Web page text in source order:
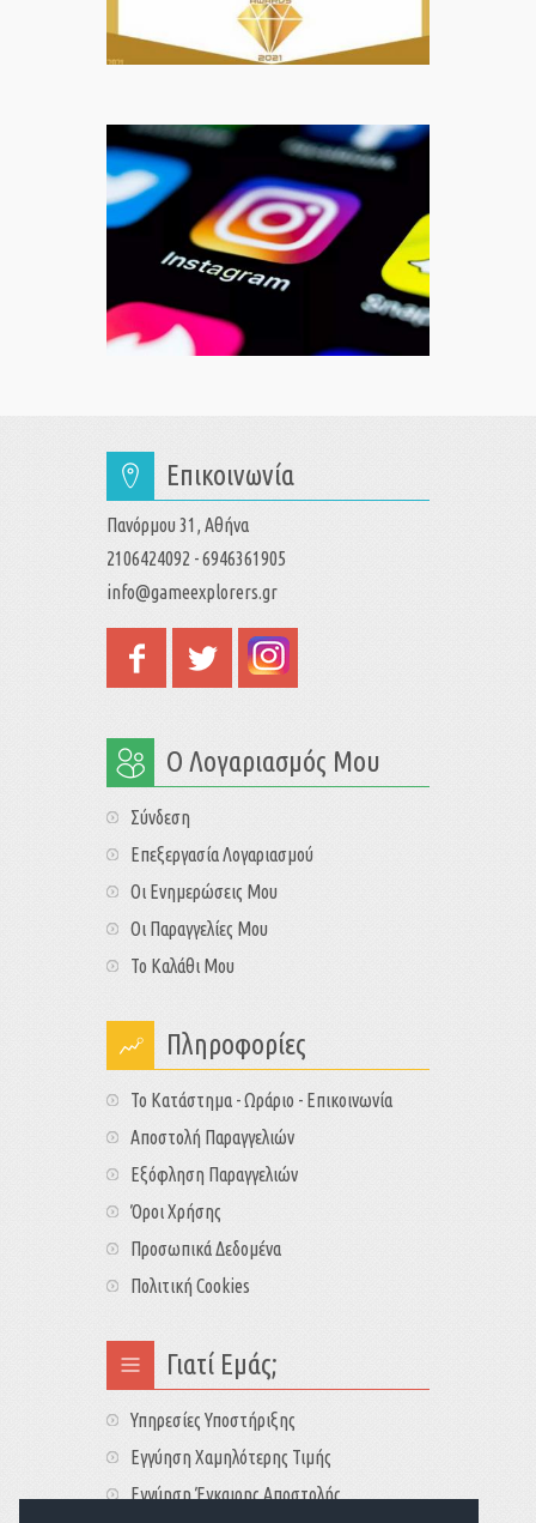
Επικοινωνία
Πανόρμου 31, Αθήνα
2106424092 - 6946361905
info@gameexplorers.gr
Ο Λογαριασμός Μου
Σύνδεση
Επεξεργασία Λογαριασμού
Οι Ενημερώσεις Μου
Οι Παραγγελίες Μου
Το Καλάθι Μου
Πληροφορίες
Το Κατάστημα - Ωράριο - Επικοινωνία
Αποστολή Παραγγελιών
Εξόφληση Παραγγελιών
Όροι Χρήσης
Προσωπικά Δεδομένα
Πολιτική Cookies
Γιατί Εμάς;
Υπηρεσίες Υποστήριξης
Εγγύηση Χαμηλότερης Τιμής
Εγγύηση Έγκαιρης Αποστολής